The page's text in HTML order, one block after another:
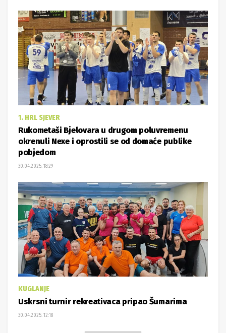
1. HRL SJEVER
Rukometaši Bjelovara u drugom poluvremenu
okrenuli Nexe i oprostili se od domaće publike
pobjedom
30.04.2025. 18:29
KUGLANJE
Uskrsni turnir rekreativaca pripao Šumarima
30.04.2025. 12:18